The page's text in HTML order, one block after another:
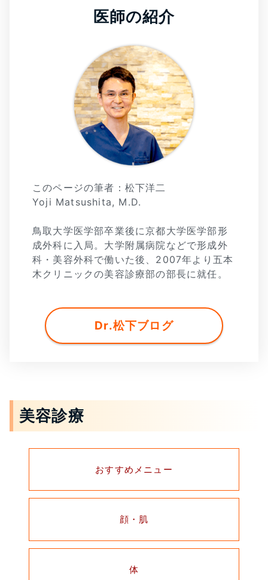
医師の紹介
このページの筆者：松下洋二
Yoji Matsushita, M.D.
鳥取大学医学部卒業後に京都大学医学部形
成外科に入局。大学附属病院などで形成外
科・美容外科で働いた後、2007年より五本
木クリニックの美容診療部の部長に就任。
Dr.松下ブログ
美容診療
おすすめメニュー
顔・肌
体